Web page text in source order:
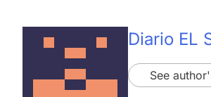
Diario EL
See